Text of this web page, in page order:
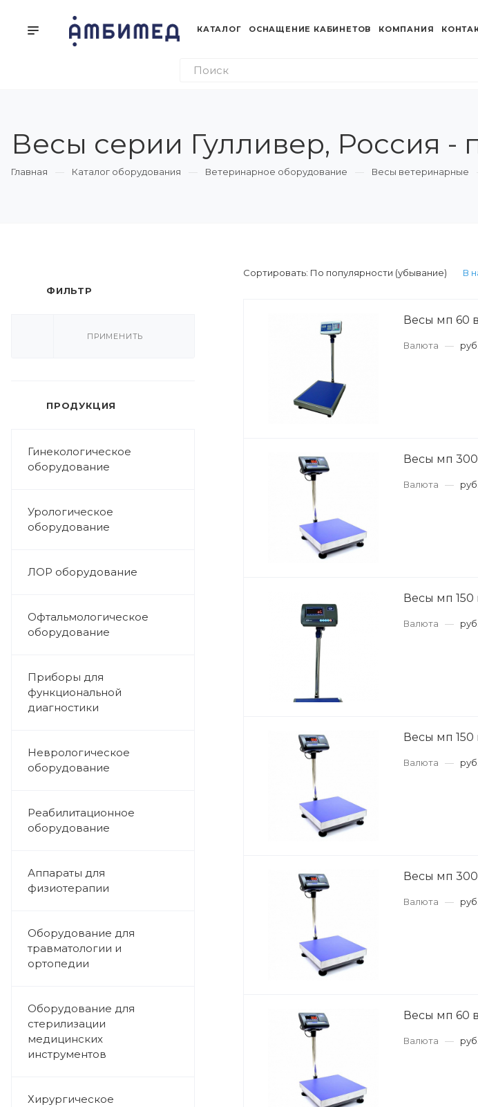
КАТАЛОГ ОСНАЩЕНИЕ КАБИНЕТОВ КОМПАНИЯ
Весы серии Гулливер, Россия -
Главная Каталог оборудования Ветеринарное оборудование Весы ветеринарные
ФИЛЬТР
ПРИМЕНИТЬ
ПРОДУКЦИЯ
Гинекологическое
оборудование
Урологическое
оборудование
ЛОР оборудование
Офтальмологическое
оборудование
Приборы для
функциональной
диагностики
Неврологическое
оборудование
Реабилитационное
оборудование
Аппараты для
физиотерапии
Оборудование для
травматологии и
ортопедии
Оборудование для
стерилизации
медицинских
инструментов
Хирургическое
Сортировать: По популярности (убывание) В
Весы мп 60
Валюта — руб.
Весы мп 300
Валюта — руб.
Весы мп 150
Валюта — руб.
Весы мп 150
Валюта — руб.
Весы мп 300
Валюта — руб.
Весы мп 60
Валюта — руб.